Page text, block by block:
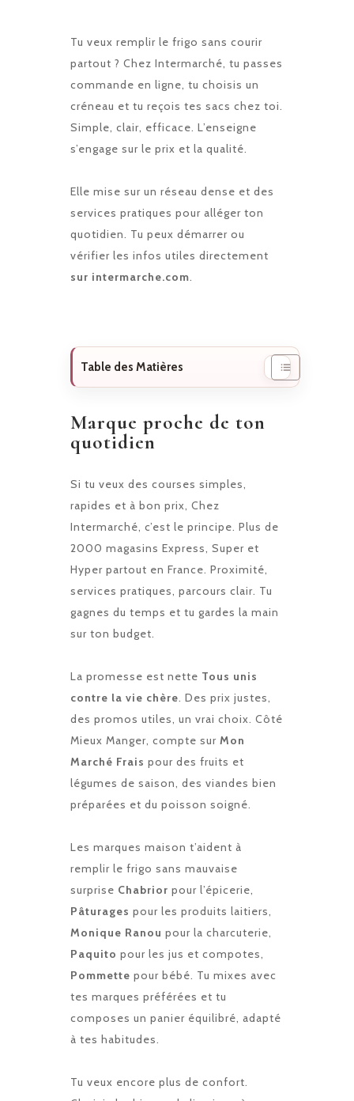
Tu veux remplir le frigo sans courir
partout ? Chez Intermarché, tu passes
commande en ligne, tu choisis un
créneau et tu reçois tes sacs chez toi.
Simple, clair, efficace. L’enseigne
s’engage sur le prix et la qualité.
Elle mise sur un réseau dense et des
services pratiques pour alléger ton
quotidien. Tu peux démarrer ou
vérifier les infos utiles directement
sur intermarche.com
Table des Matières
Marque proche de ton
quotidien
Si tu veux des courses simples,
rapides et à bon prix, Chez
Intermarché, c’est le principe. Plus de
2000 magasins Express, Super et
Hyper partout en France. Proximité,
services pratiques, parcours clair. Tu
gagnes du temps et tu gardes la main
sur ton budget.
La promesse est nette Tous unis
contre la vie chère. Des prix justes,
des promos utiles, un vrai choix. Côté
Mieux Manger, compte sur Mon
Marché Frais pour des fruits et
légumes de saison, des viandes bien
préparées et du poisson soigné.
Les marques maison t’aident à
remplir le frigo sans mauvaise
surprise Chabrior pour l’épicerie,
Pâturages pour les produits laitiers,
Monique Ranou pour la charcuterie,
Paquito pour les jus et compotes,
Pommette pour bébé. Tu mixes avec
tes marques préférées et tu
composes un panier équilibré, adapté
à tes habitudes.
Tu veux encore plus de confort.